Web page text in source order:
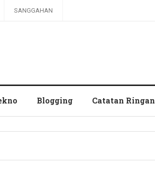
SANGGAHAN
Blogging Catatan Ringan